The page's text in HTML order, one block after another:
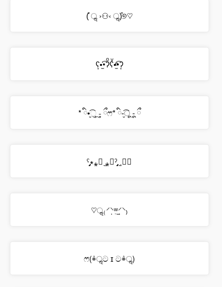
(͒ ॢ ›⚇‹ ॢ)͒୭♡
ʕ͙•̫͑͡•ʔͦʕͮ•̫ͤ͡•ʔ͙
* ི•̮͡ુ -ુ ྀෆ⃛* ི-̮͡ू -ू ྀ
ˁ̡̡̡∗⁎⃙ ̫⁎⃙ˀ̡̡̡ ̩˳♡⃝
♡ॢ₍⸍⸌̣ʷ̣̫⸍̣⸌₎
ෆ⃛(ٛ⌯ॢට ɪ ටٛ⌯ॢ)